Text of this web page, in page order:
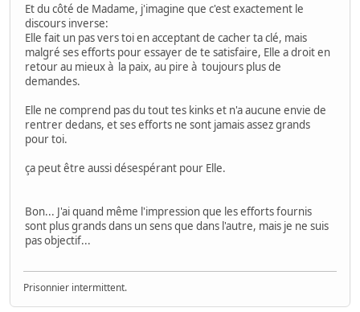
Et du côté de Madame, j'imagine que c'est exactement le
discours inverse:
Elle fait un pas vers toi en acceptant de cacher ta clé, mais
malgré ses efforts pour essayer de te satisfaire, Elle a droit en
retour au mieux à la paix, au pire à toujours plus de
demandes.
Elle ne comprend pas du tout tes kinks et n'a aucune envie de
rentrer dedans, et ses efforts ne sont jamais assez grands
pour toi.
ça peut être aussi désespérant pour Elle.
Bon... J'ai quand même l'impression que les efforts fournis
sont plus grands dans un sens que dans l'autre, mais je ne suis
pas objectif...
Prisonnier intermittent.